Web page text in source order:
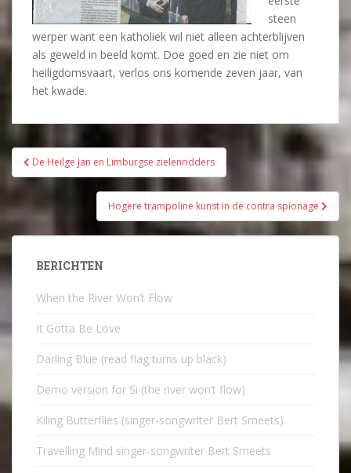
steen
werper want een katholiek wil niet alleen achterblijven
als geweld in beeld komt. Doe goed en zie niet om
heiligdomsvaart, verlos ons komende zeven jaar, van
het kwade.
Bericht
navigatie
De Heilge Jan en Limburgse zielenridders
Hogere trampoline kunst in de contra spionage
BERICHTEN
When the River Won’t Flow
It Gotta Be Love
Darling Blue (read flag turns up black)
Demo version for Si (the river won’t flow)
Kiling Butterflies (singer-songwriter Bert Smeets)
Travelling Mind singer-songwriter Bert Smeets